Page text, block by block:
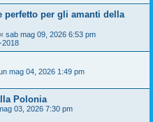
perfetto per gli amanti della
« sab mag 09, 2026 6:53 pm
2018
mag 04, 2026 1:49 pm
Polonia
03, 2026 7:30 pm